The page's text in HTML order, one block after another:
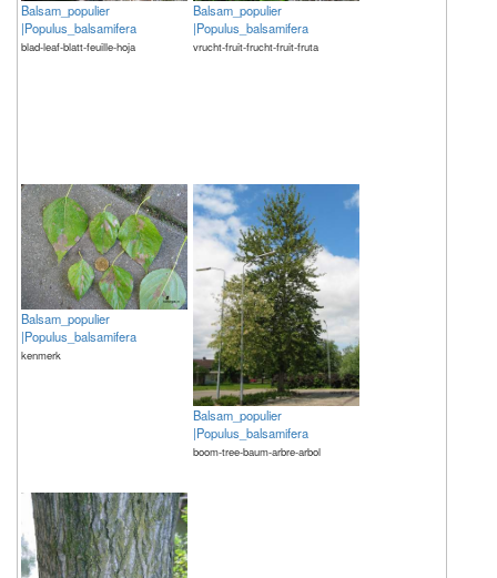
Balsam_populier
|Populus_balsamifera
blad-leaf-blatt-feuille-hoja
Balsam_populier
|Populus_balsamifera
vrucht-fruit-frucht-fruit-fruta
Balsam_populier
|Populus_balsamifera
kenmerk
Balsam_populier
|Populus_balsamifera
boom-tree-baum-arbre-arbol